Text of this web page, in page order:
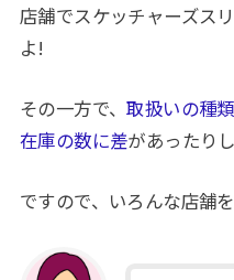
店舗でスケッチャーズス
よ!
その一方で、取扱いの種
在庫の数に差があったりし
ですので、いろんな店舗